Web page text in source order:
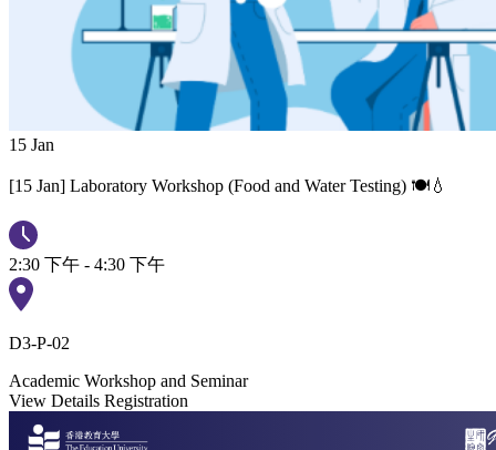
15 Jan
[15 Jan] Laboratory Workshop (Food and Water Testing) 🍽️💧
2:30 下午 - 4:30 下午
D3-P-02
Academic Workshop and Seminar
View Details Registration